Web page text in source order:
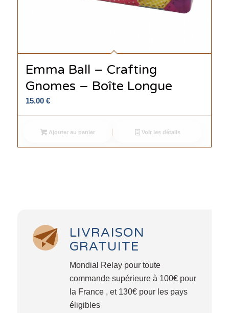
Emma Ball – Crafting
Gnomes – Boîte Longue
15.00 €
Ajouter au panier Voir les détails
LIVRAISON
GRATUITE
Mondial Relay pour toute
commande supérieure à 100€ pour
la France , et 130€ pour les pays
éligibles